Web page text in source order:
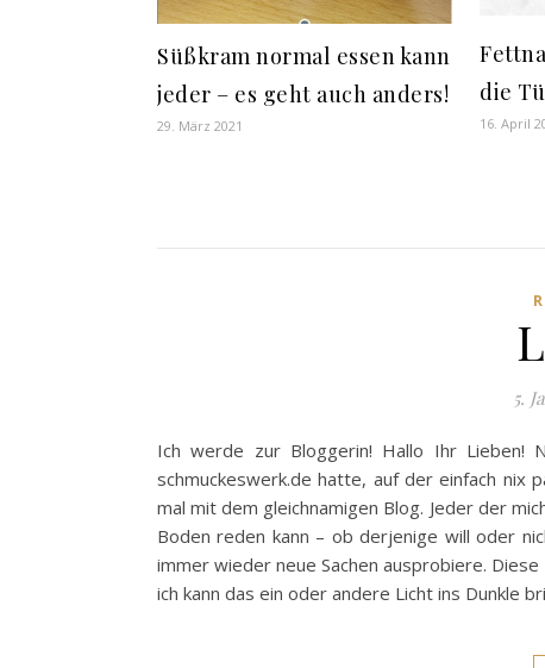
Süßkram normal essen kann
jeder – es geht auch anders!
29. März 2021
die
16. April
5.
Ich werde zur Bloggerin! Hallo Ihr Lieben!
schmuckeswerk.de hatte, auf der einfach nix
mal mit dem gleichnamigen Blog. Jeder der
Boden reden kann – ob derjenige will oder
immer wieder neue Sachen ausprobiere.
ich kann das ein oder andere Licht ins Dunkle